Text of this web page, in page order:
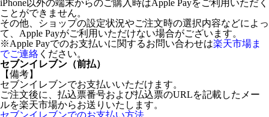
iPhone以外の端末からのご購入時はApple Payをご利用いただく
ことができません。
その他、ショップの設定状況やご注文時の選択内容などによっ
て、Apple Payがご利用いただけない場合がございます。
※Apple Payでのお支払いに関するお問い合わせは楽天市場ま
でご連絡 ください。
セブンイレブン（前払）
【備考】
セブンイレブンでお支払いいただけます。
ご注文後に、払込票番号および払込票のURLを記載したメー
ルを楽天市場からお送りいたします。